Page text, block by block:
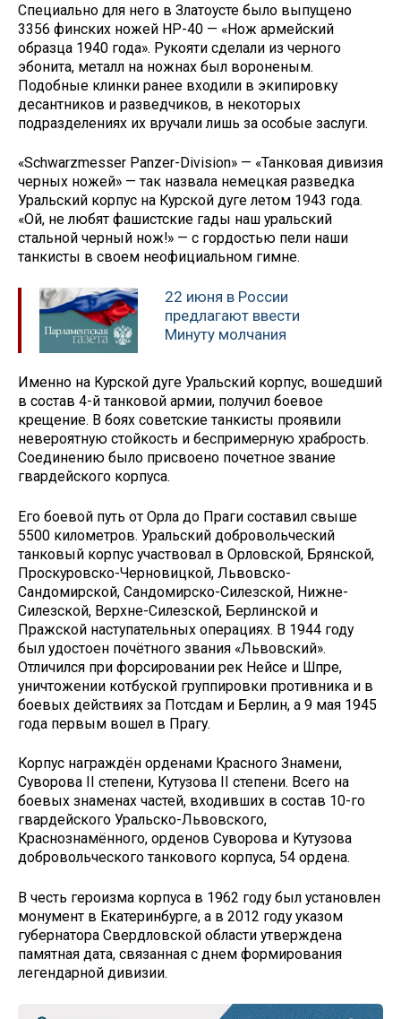
Специально для него в Златоусте было выпущено
3356 финских ножей НР-40 — «Нож армейский
образца 1940 года». Рукояти сделали из черного
эбонита, металл на ножнах был вороненым.
Подобные клинки ранее входили в экипировку
десантников и разведчиков, в некоторых
подразделениях их вручали лишь за особые заслуги.
«Schwarzmesser Panzer-Division» — «Танковая дивизия
черных ножей» — так назвала немецкая разведка
Уральский корпус на Курской дуге летом 1943 года.
«Ой, не любят фашистские гады наш уральский
стальной черный нож!» — с гордостью пели наши
танкисты в своем неофициальном гимне.
22 июня в России
предлагают ввести
Минуту молчания
Именно на Курской дуге Уральский корпус, вошедший
в состав 4-й танковой армии, получил боевое
крещение. В боях советские танкисты проявили
невероятную стойкость и беспримерную храбрость.
Соединению было присвоено почетное звание
гвардейского корпуса.
Его боевой путь от Орла до Праги составил свыше
5500 километров. Уральский добровольческий
танковый корпус участвовал в Орловской, Брянской,
Проскуровско-Черновицкой, Львовско-
Сандомирской, Сандомирско-Силезской, Нижне-
Силезской, Верхне-Силезской, Берлинской и
Пражской наступательных операциях. В 1944 году
был удостоен почётного звания «Львовский».
Отличился при форсировании рек Нейсе и Шпре,
уничтожении котбуской группировки противника и в
боевых действиях за Потсдам и Берлин, а 9 мая 1945
года первым вошел в Прагу.
Корпус награждён орденами Красного Знамени,
Суворова II степени, Кутузова II степени. Всего на
боевых знаменах частей, входивших в состав 10-го
гвардейского Уральско-Львовского,
Краснознамённого, орденов Суворова и Кутузова
добровольческого танкового корпуса, 54 ордена.
В честь героизма корпуса в 1962 году был установлен
монумент в Екатеринбурге, а в 2012 году указом
губернатора Свердловской области утверждена
памятная дата, связанная с днем формирования
легендарной дивизии.